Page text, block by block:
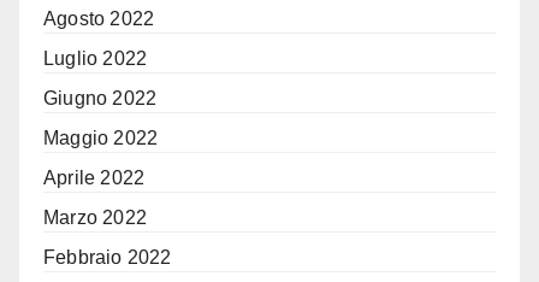
Agosto 2022
Luglio 2022
Giugno 2022
Maggio 2022
Aprile 2022
Marzo 2022
Febbraio 2022